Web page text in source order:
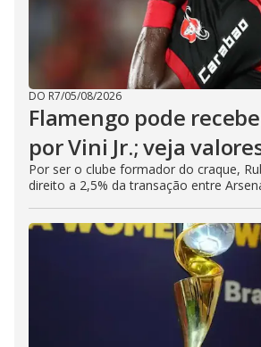
DO R7/05/08/2026
Flamengo pode
por Vini Jr.; veja
Por ser o clube formador do craque,
direito a 2,5% da transação entre